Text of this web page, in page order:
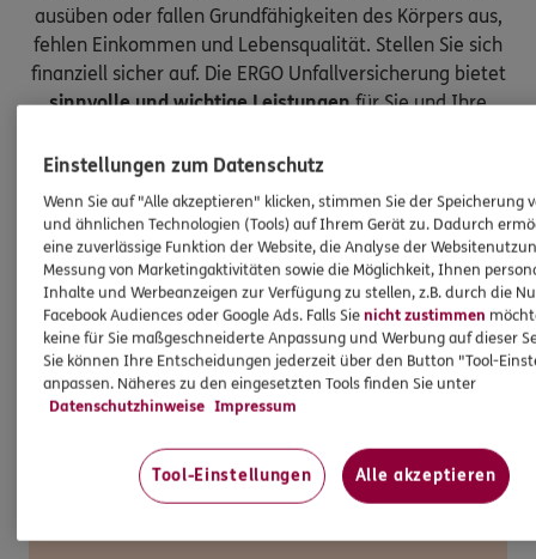
ausüben oder fallen Grundfähigkeiten des Körpers aus,
fehlen Einkommen und Lebensqualität. Stellen Sie sich
finanziell sicher auf. Die ERGO Unfallversicherung bietet
sinnvolle und wichtige Leistungenfür Sie und Ihre
Einstellungen zum Datenschutz
Wenn Sie auf "Alle akzeptieren" klicken, stimmen Sie der Speicherung
und ähnlichen Technologien (Tools) auf Ihrem Gerät zu. Dadurch
eine zuverlässige Funktion der Website, die Analyse der
Messung von Marketingaktivitäten sowie die Möglichkeit, Ihnen
Inhalte und Werbeanzeigen zur Verfügung zu stellen, z.B. durch die
Facebook Audiences oder Google Ads. Falls Sienicht zustimmen
keine für Sie maßgeschneiderte Anpassung und Werbung auf dieser
Sie können Ihre Entscheidungen jederzeit über den Button "Tool-
anpassen. Näheres zu den eingesetzten Tools finden Sie unter
Datenschutzhinweise Impressum
Tool-Einstellungen Alle akzeptieren